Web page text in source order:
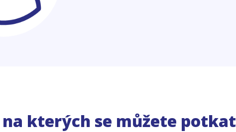
kterých se můžete potkat